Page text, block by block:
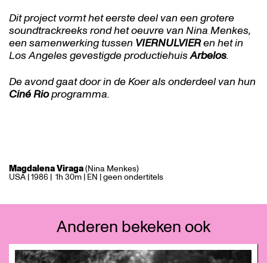
Dit project vormt het eerste deel van een grotere
soundtrackreeks rond het oeuvre van Nina Menkes,
een samenwerking tussen VIERNULVIERen het in
Los Angeles gevestigde productiehuisArbelos.
De avond gaat door in de Koer als onderdeel van hun
Ciné Rioprogramma.
Magdalena Viraga(Nina Menkes)
USA | 1986 | 1h 30m | EN | geen ondertitels
Anderen bekeken ook
Overslaan